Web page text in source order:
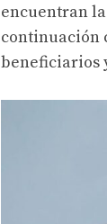
encuentran
continuación
beneficiarios